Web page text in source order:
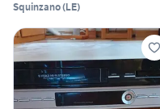
Squinzano(LE)